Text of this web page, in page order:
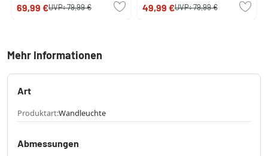
69,99 €UVP:79,99 € 49,99 €UVP:79,99 €
Mehr Informationen
Art
Produktart:Wandleuchte
Abmessungen